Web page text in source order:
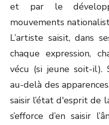
et par le
mouvements
L’artiste saisit, dans
chaque expression,
vécu (si jeune soit-
au-delà des
saisir l’état d'esprit de
s’efforce d’en saisir